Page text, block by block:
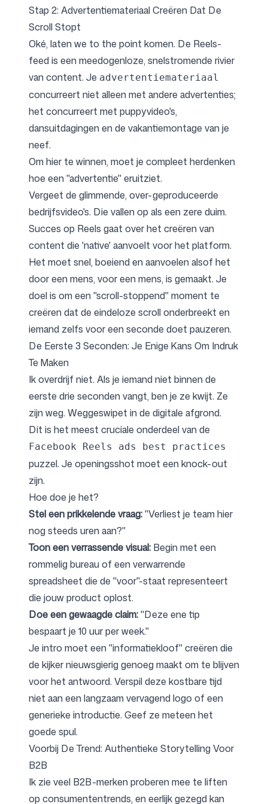
Stap 2: Advertentiemateriaal Creëren Dat De
Scroll Stopt
Oké, laten we to the point komen. De Reels-
feed is een meedogenloze, snelstromende rivier
van content. Je advertentiemateriaal
concurreert niet alleen met andere advertenties;
het concurreert met puppyvideo's,
dansuitdagingen en de vakantiemontage van je
neef.
Om hier te winnen, moet je compleet herdenken
hoe een "advertentie" eruitziet.
Vergeet de glimmende, over-geproduceerde
bedrijfsvideo's. Die vallen op als een zere duim.
Succes op Reels gaat over het creëren van
content die 'native' aanvoelt voor het platform.
Het moet snel, boeiend en aanvoelen alsof het
door een mens, voor een mens, is gemaakt. Je
doel is om een "scroll-stoppend" moment te
creëren dat de eindeloze scroll onderbreekt en
iemand zelfs voor een seconde doet pauzeren.
De Eerste 3 Seconden: Je Enige Kans Om Indruk
Te Maken
Ik overdrijf niet. Als je iemand niet binnen de
eerste drie seconden vangt, ben je ze kwijt. Ze
zijn weg. Weggeswipet in de digitale afgrond.
Dit is het meest cruciale onderdeel van de
Facebook Reels ads best practices
puzzel. Je openingsshot moet een knock-out
zijn.
Hoe doe je het?
Stel een prikkelende vraag:"Verliest je team hier
nog steeds uren aan?"
Toon een verrassende visual: Begin met een
rommelig bureau of een verwarrende
spreadsheet die de "voor"-staat representeert
die jouw product oplost.
Doe een gewaagde claim:"Deze ene tip
bespaart je 10 uur per week."
Je intro moet een "informatiekloof" creëren die
de kijker nieuwsgierig genoeg maakt om te blijven
voor het antwoord. Verspil deze kostbare tijd
niet aan een langzaam vervagend logo of een
generieke introductie. Geef ze meteen het
goede spul.
Voorbij De Trend: Authentieke Storytelling Voor
B2B
Ik zie veel B2B-merken proberen mee te liften
op consumententrends, en eerlijk gezegd kan